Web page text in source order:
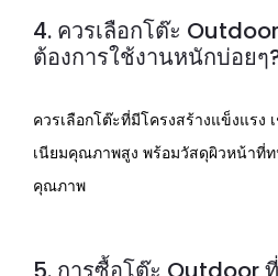
4. ควรเลือกโต๊ะ
ต้องการใช้งานหนักบ่อยๆ
ควรเลือกโต๊ะที่มีโครงสร้างแข็งแรง
เนียมคุณภาพสูง พร้อมวัสดุผิวหน้าที่
คุณภาพ